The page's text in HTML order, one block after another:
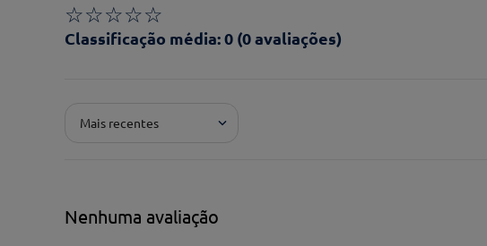
☆☆☆☆☆
Classificação média: 0 (0 avaliações)
Pontuação*
Mais recentes
Nenhuma avaliação